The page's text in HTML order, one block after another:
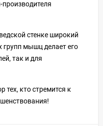
стенке широкий
групп мышц делает его
так и для
тех, кто стремится к